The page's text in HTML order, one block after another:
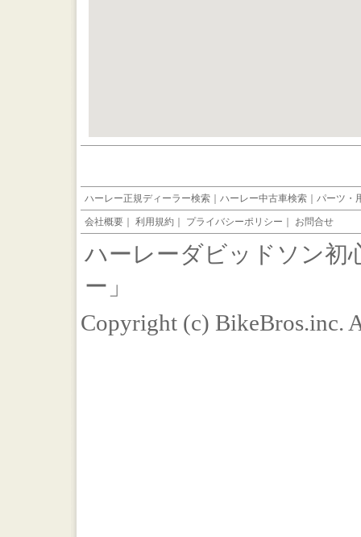
ハーレー正規ディーラー検索 ハーレー中古車検索 パーツ・
会社概要 利用規約 プライバシーポリシー お問合せ
ハーレーダビッドソン初
ー」
Copyright (c) BikeBros.inc.